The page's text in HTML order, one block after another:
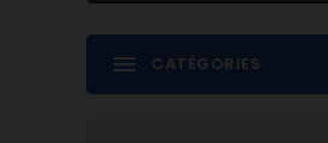
CATÉGORIES